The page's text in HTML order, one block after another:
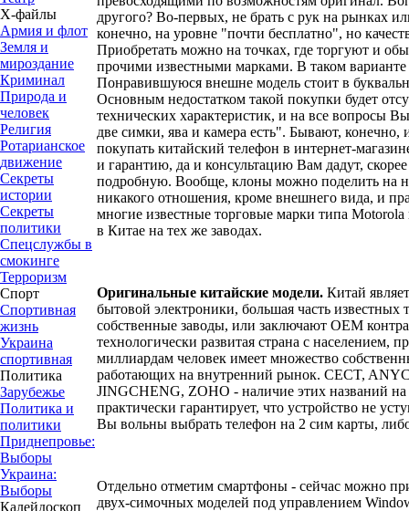
Х-файлы
Армия и флот
Земля и
мироздание
Криминал
Природа и
человек
Религия
Ротарианское
движение
Секреты
истории
Секреты
политики
Спецслужбы в
смокинге
Терроризм
Спорт
Спортивная
жизнь
Украина
спортивная
Политика
Зарубежье
Политика и
политики
Приднепровье:
Выборы
Украина:
Выборы
Калейдоскоп
другого? Во-первых, не брать с рук на рынках
конечно, на уровне "почти бесплатно", но
Приобретать можно на точках, где торгуют и
прочими известными марками. В таком варианте
Понравившуюся внешне модель стоит в
Основным недостатком такой покупки будет
технических характеристик, и на все вопросы
две симки, ява и камера есть". Бывают, конечно,
покупать китайский телефон в интернет-
и гарантию, да и консультацию Вам дадут, скорее
подробную. Вообще, клоны можно поделить на
никакого отношения, кроме внешнего вида, и
многие известные торговые марки типа Motorola
в Китае на тех же заводах.
Оригинальные китайские модели. Китай
бытовой электроники, большая часть
собственные заводы, или заключают OEM
технологически развитая страна с населением,
миллиардам человек имеет множество
работающих на внутренний рынок. CECT,
JINGCHENG, ZOHO - наличие этих названий
практически гарантирует, что устройство не
Вы вольны выбрать телефон на 2 сим карты,
Отдельно отметим смартфоны - сейчас можно
двух-симочных моделей под управлением